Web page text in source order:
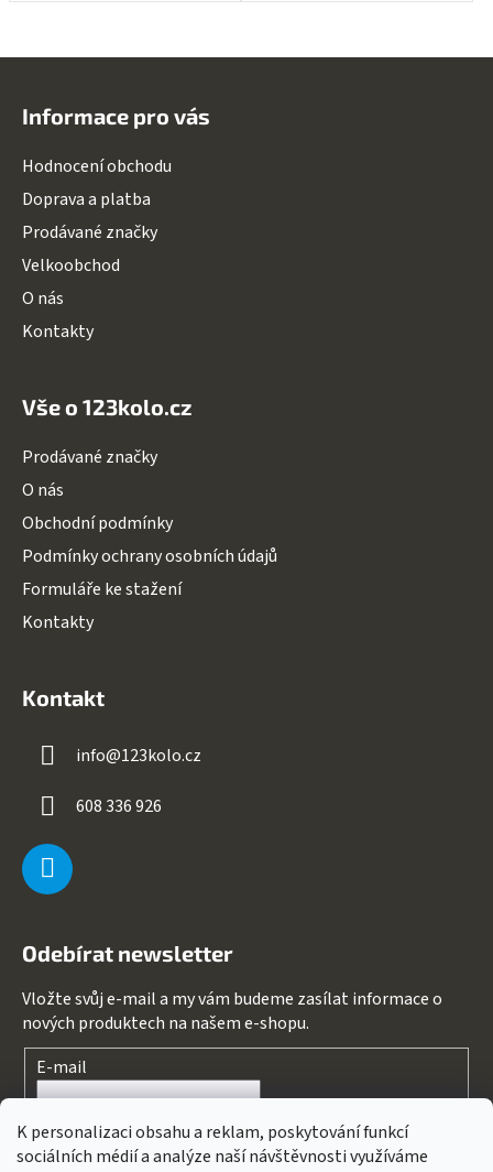
K personalizaci obsahu a reklam, poskytování funkcí
sociálních médií a analýze naší návštěvnosti využíváme
Informace pro vás
Hodnocení obchodu
Doprava a platba
Prodávané značky
Velkoobchod
O nás
Kontakty
Vše o 123kolo.cz
Prodávané značky
O nás
Obchodní podmínky
Podmínky ochrany osobních údajů
Formuláře ke stažení
Kontakty
Kontakt
info@123kolo.cz
608 336 926
Odebírat newsletter
Vložte svůj e-mail a my vám budeme zasílat informace o
nových produktech na našem e-shopu.
E-mail
Souhlasím spodmínkami ochrany osobních údajů
PŘIHLÁSIT SE